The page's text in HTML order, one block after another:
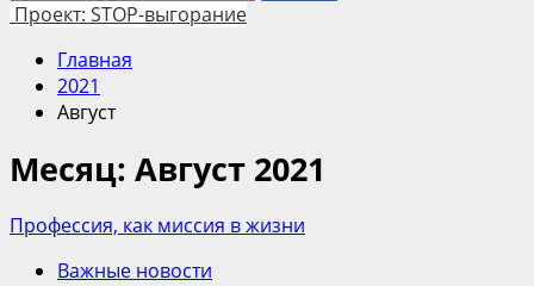
Проект: STOP-выгорание
Главная
2021
Август
Месяц: Август 2021
Профессия, как миссия в жизни
Важные новости